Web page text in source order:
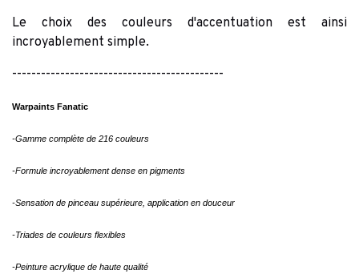
Le choix des couleurs d'accentuation est ainsi
incroyablement simple.
--------------------------------------------
Warpaints Fanatic
-Gamme complète de 216 couleurs
-Formule incroyablement dense en pigments
-Sensation de pinceau supérieure, application en douceur
-Triades de couleurs flexibles
-Peinture acrylique de haute qualité